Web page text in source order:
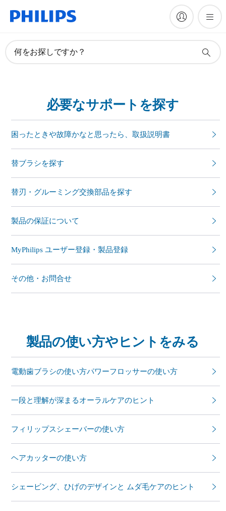
何をお探しですか？
必要なサポートを探す
困ったときや故障かなと思ったら、取扱説明書
替ブラシを探す
替刃・グルーミング交換部品を探す
製品の保証について
MyPhilips ユーザー登録・製品登録
その他・お問合せ
製品の使い方やヒントをみる
電動歯ブラシの使い方パワーフロッサーの使い方
一段と理解が深まるオーラルケアのヒント
フィリップスシェーバーの使い方
ヘアカッターの使い方
シェービング、ひげのデザインと ムダ毛ケアのヒント